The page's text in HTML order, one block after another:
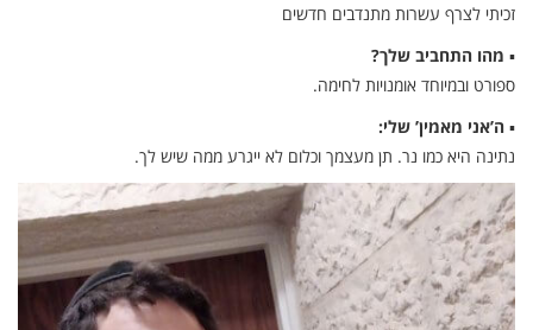
זכיתי לצרף עשרות מתנדבים חדשים
▪ מהו התחביב שלך?
ספורט ובמיוחד אומנויות לחימה.
▪ ה’אני מאמין’ שלי:
נתינה היא כמו נר. תן מעצמך וכלום לא ייגרע ממה שיש לך.